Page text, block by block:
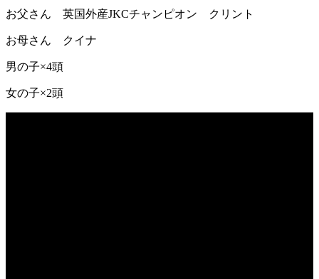
お父さん 英国外産JKCチャンピオン クリント
お母さん クイナ
男の子×4頭
女の子×2頭